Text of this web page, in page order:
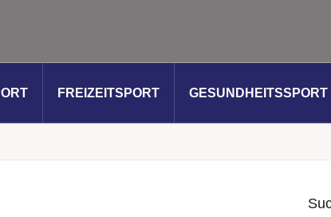
FREIZEITSPORT GESUNDHEITSSPORT